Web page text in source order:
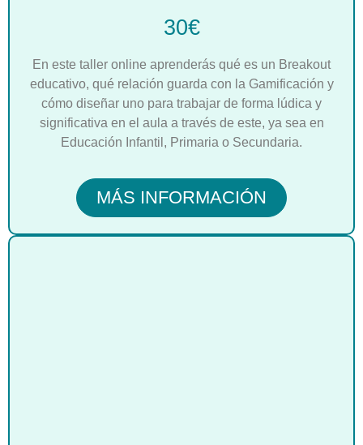
30€
En este taller online aprenderás qué es un Breakout
educativo, qué relación guarda con la Gamificación y
cómo diseñar uno para trabajar de forma lúdica y
significativa en el aula a través de este, ya sea en
Educación Infantil, Primaria o Secundaria.
MÁS INFORMACIÓN